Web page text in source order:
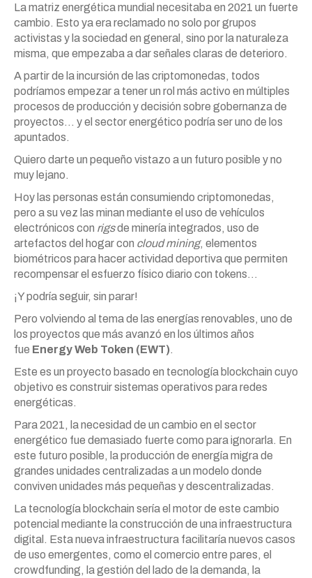
La matriz energética mundial necesitaba en 2021 un fuerte
cambio. Esto ya era reclamado no solo por grupos
activistas y la sociedad en general, sino por la naturaleza
misma, que empezaba a dar señales claras de deterioro.
A partir de la incursión de las criptomonedas, todos
podríamos empezar a tener un rol más activo en múltiples
procesos de producción y decisión sobre gobernanza de
proyectos… y el sector energético podría ser uno de los
apuntados.
Quiero darte un pequeño vistazo a un futuro posible y no
muy lejano.
Hoy las personas están consumiendo criptomonedas,
pero a su vez las minan mediante el uso de vehículos
electrónicos con rigsde minería integrados, uso de
artefactos del hogar con cloud mining, elementos
biométricos para hacer actividad deportiva que permiten
recompensar el esfuerzo físico diario con tokens…
¡Y podría seguir, sin parar!
Pero volviendo al tema de las energías renovables, uno de
los proyectos que más avanzó en los últimos años
fue Energy Web Token (EWT).
Este es un proyecto basado en tecnología blockchain cuyo
objetivo es construir sistemas operativos para redes
energéticas.
Para 2021, la necesidad de un cambio en el sector
energético fue demasiado fuerte como para ignorarla. En
este futuro posible, la producción de energía migra de
grandes unidades centralizadas a un modelo donde
conviven unidades más pequeñas y descentralizadas.
La tecnología blockchain sería el motor de este cambio
potencial mediante la construcción de una infraestructura
digital. Esta nueva infraestructura facilitaría nuevos casos
de uso emergentes, como el comercio entre pares, el
crowdfunding, la gestión del lado de la demanda, la